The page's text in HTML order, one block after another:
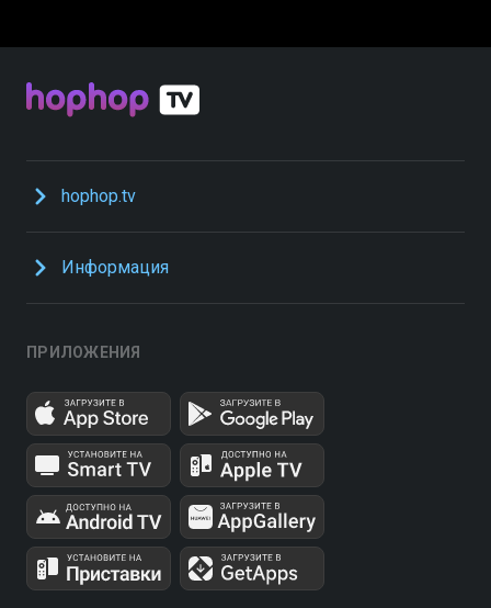
hophop.tv
Информация
ПРИЛОЖЕНИЯ